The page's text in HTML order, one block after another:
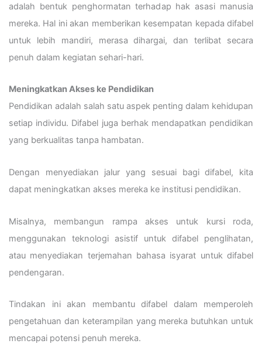
adalah bentuk penghormatan terhadap hak asasi manusia
mereka. Hal ini akan memberikan kesempatan kepada difabel
untuk lebih mandiri, merasa dihargai, dan terlibat secara
penuh dalam kegiatan sehari-hari.
Meningkatkan Akses ke Pendidikan
Pendidikan adalah salah satu aspek penting dalam kehidupan
setiap individu. Difabel juga berhak mendapatkan pendidikan
yang berkualitas tanpa hambatan.
Dengan menyediakan jalur yang sesuai bagi difabel, kita
dapat meningkatkan akses mereka ke institusi pendidikan.
Misalnya, membangun rampa akses untuk kursi roda,
menggunakan teknologi asistif untuk difabel penglihatan,
atau menyediakan terjemahan bahasa isyarat untuk difabel
pendengaran.
Tindakan ini akan membantu difabel dalam memperoleh
pengetahuan dan keterampilan yang mereka butuhkan untuk
mencapai potensi penuh mereka.